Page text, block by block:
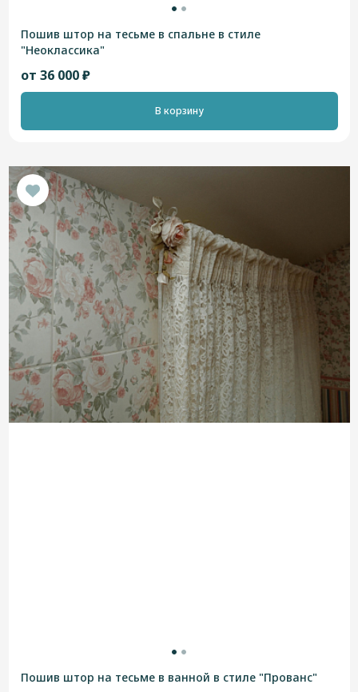
Пошив штор на тесьме в спальне в стиле
"Неоклассика"
от 36 000 ₽
В корзину
Пошив штор на тесьме в ванной в стиле "Прованс"